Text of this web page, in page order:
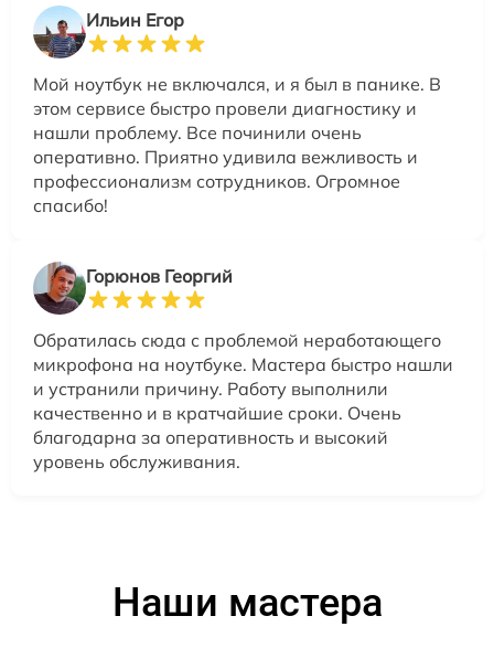
Ильин Егор
Мой ноутбук не включался, и я был в панике. В
этом сервисе быстро провели диагностику и
нашли проблему. Все починили очень
оперативно. Приятно удивила вежливость и
профессионализм сотрудников. Огромное
спасибо!
Горюнов Георгий
Обратилась сюда с проблемой неработающего
микрофона на ноутбуке. Мастера быстро нашли
и устранили причину. Работу выполнили
качественно и в кратчайшие сроки. Очень
благодарна за оперативность и высокий
уровень обслуживания.
Наши мастера